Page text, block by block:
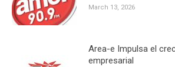
March 13, 2026
Area-e Impulsa el
empresarial